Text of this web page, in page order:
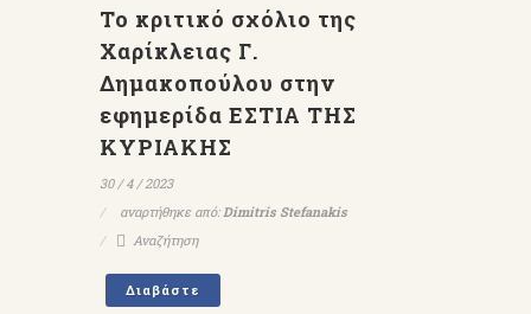
Το κριτικό σχόλιο της
Χαρίκλειας Γ.
Δημακοπούλου στην
εφημερίδα ΕΣΤΙΑ ΤΗΣ
ΚΥΡΙΑΚΗΣ
30 / 4 / 2023
αναρτήθηκε από:Dimitris Stefanakis
Αναζήτηση
Διαβάστε